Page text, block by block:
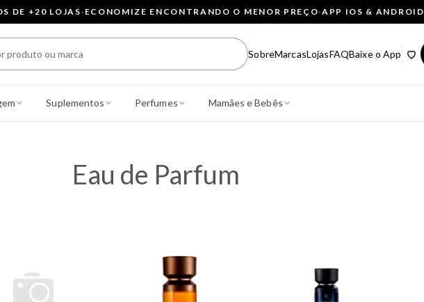
DE +20 LOJAS· ECONOMIZE ENCONTRANDO O MENOR PREÇO·APP IOS & ANDROID
SobreMarcasLojasFAQBaixe o App
Suplementos Perfumes Mamães e Bebês
Eau de Parfum